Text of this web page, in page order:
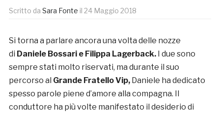
Scritto da Sara Fonte il 24 Maggio 2018
Si torna a parlare ancora una volta delle nozze
di Daniele Bossari e Filippa Lagerback. I due sono
sempre stati molto riservati, ma durante il suo
percorso al Grande Fratello Vip, Daniele ha dedicato
spesso parole piene d’amore alla compagna. Il
conduttore ha più volte manifestato il desiderio di